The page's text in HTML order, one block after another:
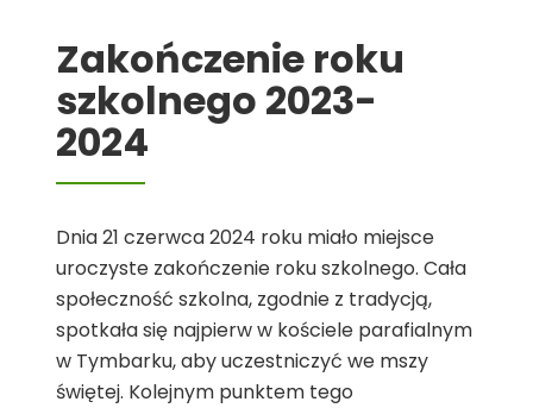
Zakończenie roku
szkolnego 2023-
2024
Dnia 21 czerwca 2024 roku miało miejsce
uroczyste zakończenie roku szkolnego. Cała
społeczność szkolna, zgodnie z tradycją,
spotkała się najpierw w kościele parafialnym
w Tymbarku, aby uczestniczyć we mszy
świętej. Kolejnym punktem tego